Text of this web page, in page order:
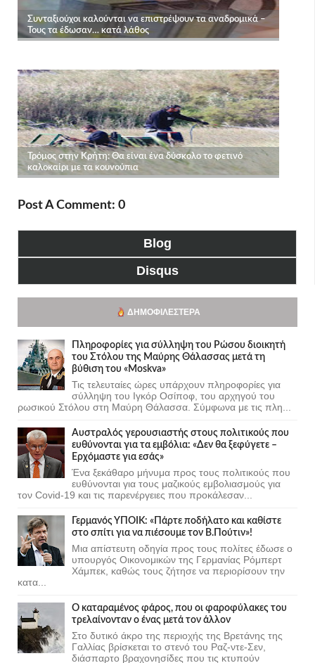
Post A Comment: 0
Blog
Disqus
ΔΗΜΟΦΙΛΈΣΤΕΡΑ
Πληροφορίες για σύλληψη του Ρώσου διοικητή
του Στόλου της Mαύρης Θάλασσας μετά τη
βύθιση του «Moskva»
Τις τελευταίες ώρες υπάρχουν πληροφορίες για
σύλληψη του Ιγκόρ Οσίποφ, του αρχηγού του
ρωσικού Στόλου στη Μαύρη Θάλασσα. Σύμφωνα με τις πλη...
Αυστραλός γερουσιαστής στους πολιτικούς που
ευθύνονται για τα εμβόλια: «Δεν θα ξεφύγετε –
Ερχόμαστε για εσάς»
Ένα ξεκάθαρο μήνυμα προς τους πολιτικούς που
ευθύνονται για τους μαζικούς εμβολιασμούς για
τον Covid-19 και τις παρενέργειες που προκάλεσαν...
Γερμανός ΥΠΟΙΚ: «Πάρτε ποδήλατο και καθίστε
στο σπίτι για να πιέσουμε τον Β.Πούτιν»!
Μια απίστευτη οδηγία προς τους πολίτες έδωσε ο
υπουργός Οικονομικών της Γερμανίας Ρόμπερτ
Χάμπεκ, καθώς τους ζήτησε να περιορίσουν την
κατα...
Ο καταραμένος φάρος, που οι φαροφύλακες του
τρελαίνονταν ο ένας μετά τον άλλον
Στο δυτικό άκρο της περιοχής της Βρετάνης της
Γαλλίας βρίσκεται το στενό του Ραζ-ντε-Σεν,
διάσπαρτο βραχονησίδες που τις κτυπούν